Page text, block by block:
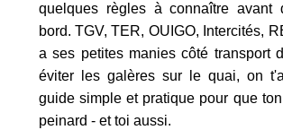
quelques règles à connaître avant
bord. TGV, TER, OUIGO, Intercités,
a ses petites manies côté transport
éviter les galères sur le quai, on
guide simple et pratique pour que
peinard - et toi aussi.